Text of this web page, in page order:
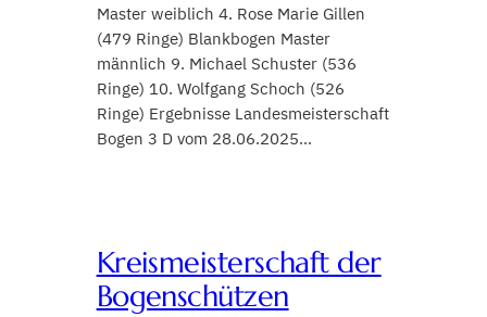
Master weiblich 4. Rose Marie Gillen
(479 Ringe) Blankbogen Master
männlich 9. Michael Schuster (536
Ringe) 10. Wolfgang Schoch (526
Ringe) Ergebnisse Landesmeisterschaft
Bogen 3 D vom 28.06.2025…
Kreismeisterschaft der
Bogenschützen